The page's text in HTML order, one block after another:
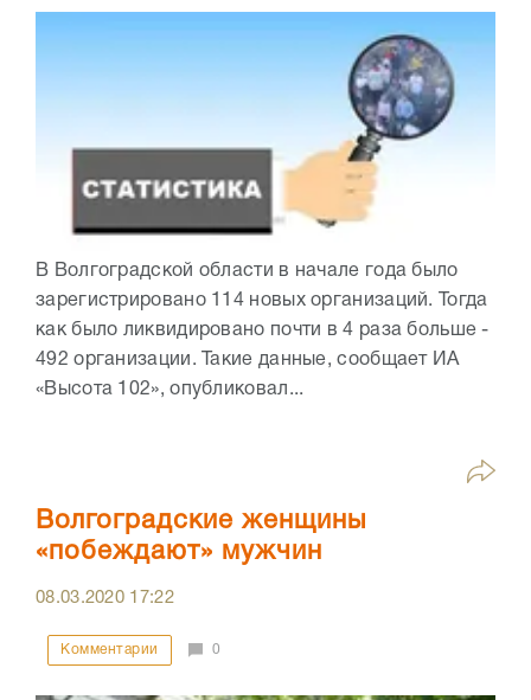
В Волгоградской области в начале года было
зарегистрировано 114 новых организаций. Тогда
как было ликвидировано почти в 4 раза больше -
492 организации. Такие данные, сообщает ИА
«Высота 102», опубликовал...
Волгоградские женщины
«побеждают» мужчин
08.03.2020 17:22
Комментарии 0